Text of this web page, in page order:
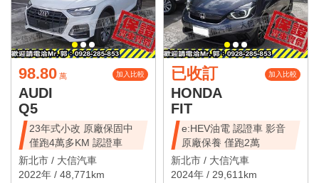
98.80 萬 加入比較
AUDI
Q5
23年式小改 原廠保固中
僅跑4萬多KM 認證車
新北市 / 大信汽車
2022年 / 48,771km
已收訂 加入比較
HONDA
FIT
e:HEV油電 認證車 影音
原廠保養 僅跑2萬
新北市 / 大信汽車
2024年 / 29,611km